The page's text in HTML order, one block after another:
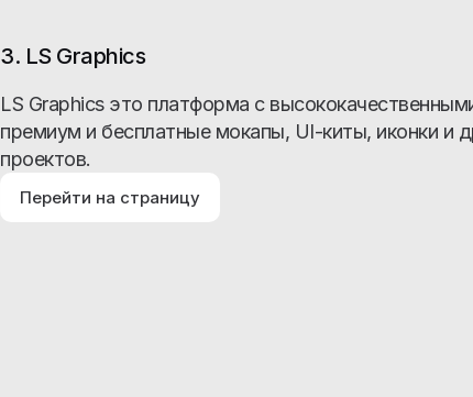
3. LS Graphics
LS Graphics это платформа с
премиум и бесплатные мокапы, UI-киты, иконки и
проектов.
Перейти на страницу